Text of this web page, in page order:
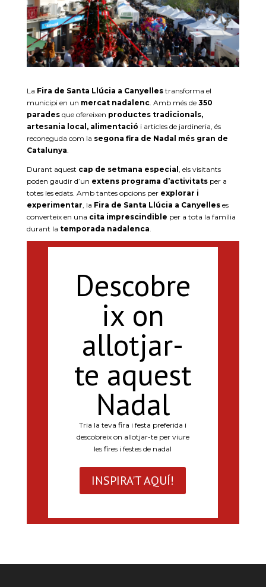
La Fira de Santa Llúcia a Canyellestransforma el
municipi en un mercat nadalenc. Amb més de 350
paradesque ofereixen productes tradicionals,
artesania local, alimentació i articles de jardineria, és
reconeguda com la segona fira de Nadal més gran de
Catalunya
Durant aquest cap de setmana especial
, els visitants
poden gaudir d’un extens programa d’activitatsper a
totes les edats. Amb tantes opcions per explorar i
experimentar , la Fira de Santa Llúcia a Canyelleses
converteix en una cita imprescindible per a tota la família
durant la temporada nadalenca
Descobre
ix on
allotjar-
te aquest
Nadal
Tria la teva fira i festa preferida i
descobreix on allotjar-te per viure
les fires i festes de nadal
INSPIRA'T AQUÍ!